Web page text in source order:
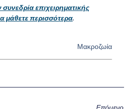
επιχειρηματικής
μάθετε περισσότερα.
Μακροζωία